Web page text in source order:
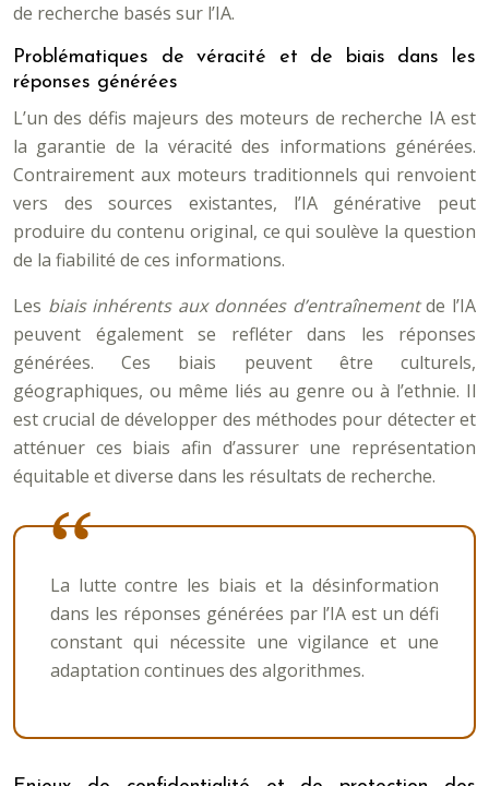
de recherche basés sur l’IA.
Problématiques de véracité et de biais dans les
réponses générées
L’un des défis majeurs des moteurs de recherche IA est
la garantie de la véracité des informations générées.
Contrairement aux moteurs traditionnels qui renvoient
vers des sources existantes, l’IA générative peut
produire du contenu original, ce qui soulève la question
de la fiabilité de ces informations.
Les biais inhérents aux données d’entraînementde l’IA
peuvent également se refléter dans les réponses
générées. Ces biais peuvent être culturels,
géographiques, ou même liés au genre ou à l’ethnie. Il
est crucial de développer des méthodes pour détecter et
atténuer ces biais afin d’assurer une représentation
équitable et diverse dans les résultats de recherche.
La lutte contre les biais et la désinformation
dans les réponses générées par l’IA est un défi
constant qui nécessite une vigilance et une
adaptation continues des algorithmes.